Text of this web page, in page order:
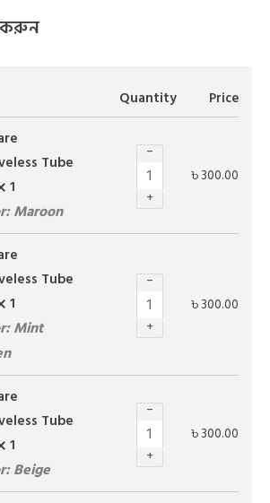
করুন
Quantity Price
Tube
1
Maroon
−
+
৳300.00
Tube
1
Mint
−
+
৳300.00
Tube
1
Beige
−
+
৳300.00